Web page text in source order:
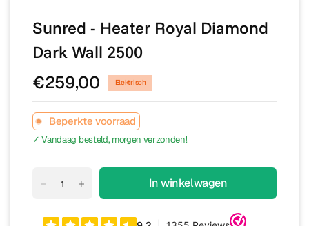
Sunred - Heater Royal Diamond
Dark Wall 2500
€259,00 Elektrisch
Beperkte voorraad
✓ Vandaag besteld, morgen verzonden!
In winkelwagen